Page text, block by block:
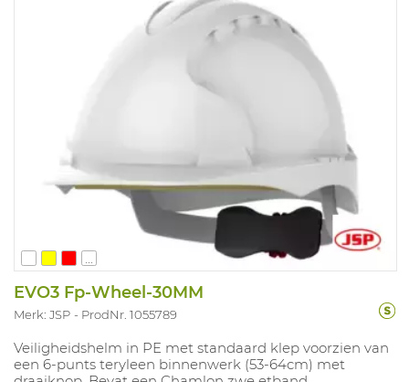
EVO3 Fp-Wheel-30MM
Merk: JSP ProdNr. 1055789
Veiligheidshelm in PE met standaard klep voorzien van
een 6-punts teryleen binnenwerk (53-64cm) met